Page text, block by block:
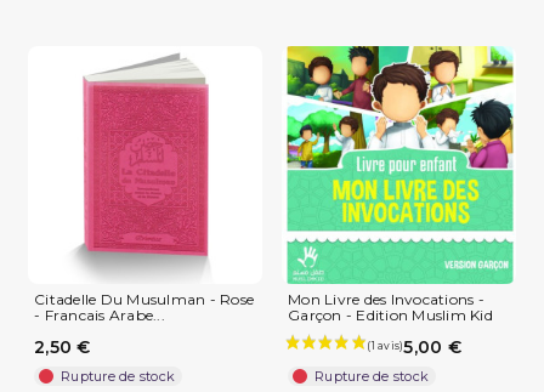
Citadelle Du Musulman - Rose
- Francais Arabe...
2,50 €
Rupture de stock
Mon Livre des Invocations -
Garçon - Edition Muslim Kid
5,00 €
Rupture de stock